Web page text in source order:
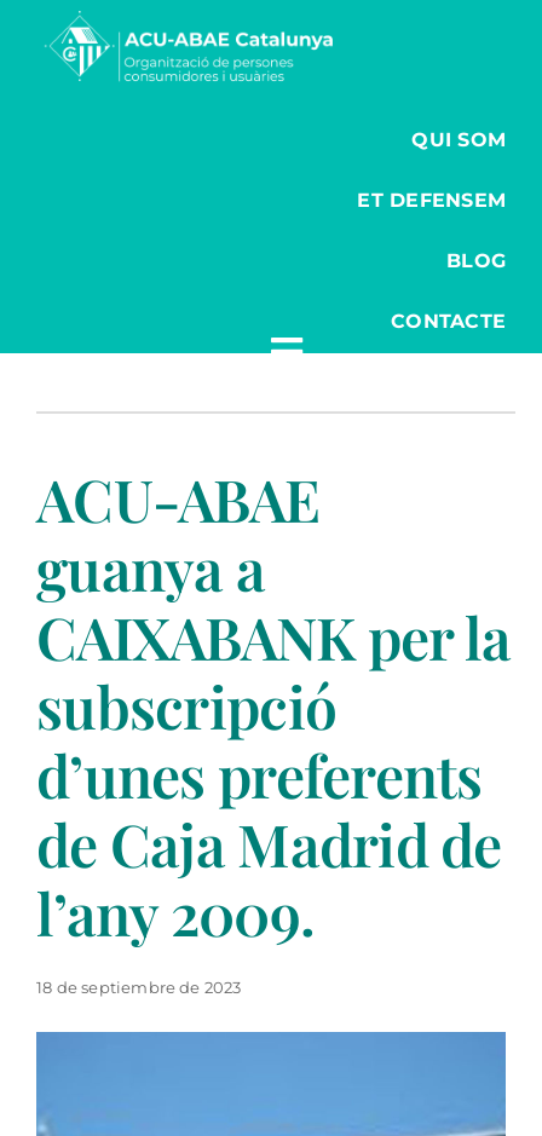
contenido
QUI SOM
ET DEFENSEM
BLOG
CONTACTE
ACU-ABAE
guanya a
CAIXABANK per la
subscripció
d’unes preferents
de Caja Madrid de
l’any 2009.
18 de septiembre de 2023